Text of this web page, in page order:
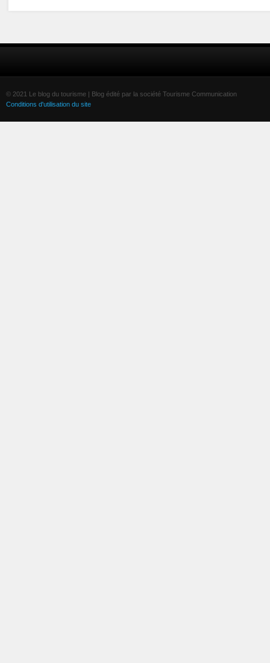
© 2021 Le blog du tourisme | Blog édité par la société Tourisme Communication
Conditions d'utilisation du site